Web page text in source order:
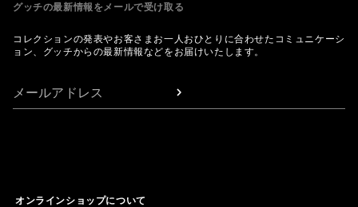
グッチの最新情報をメールで受け取る
コレクションの発表やお客さまお一人おひとりに合わせたコミュニケーシ
ョン、グッチからの最新情報などをお届けいたします。
メールアドレス
オンラインショップについて